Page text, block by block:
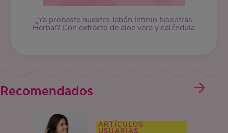
¿Ya probaste nuestro Jabón Íntimo Nosotras
Herbal? Con extracto de aloe vera y caléndula
Recomendados
ARTÍCULOS